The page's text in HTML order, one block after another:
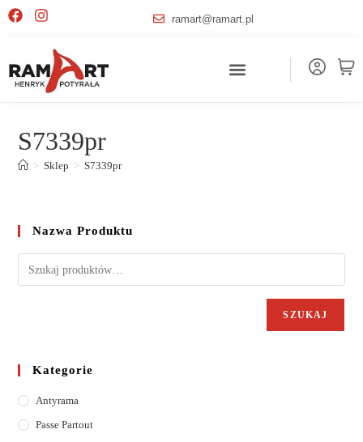
ramart@ramart.pl
S7339pr
> Sklep > S7339pr
Nazwa Produktu
SZUKAJ
Kategorie
Antyrama
Passe Partout